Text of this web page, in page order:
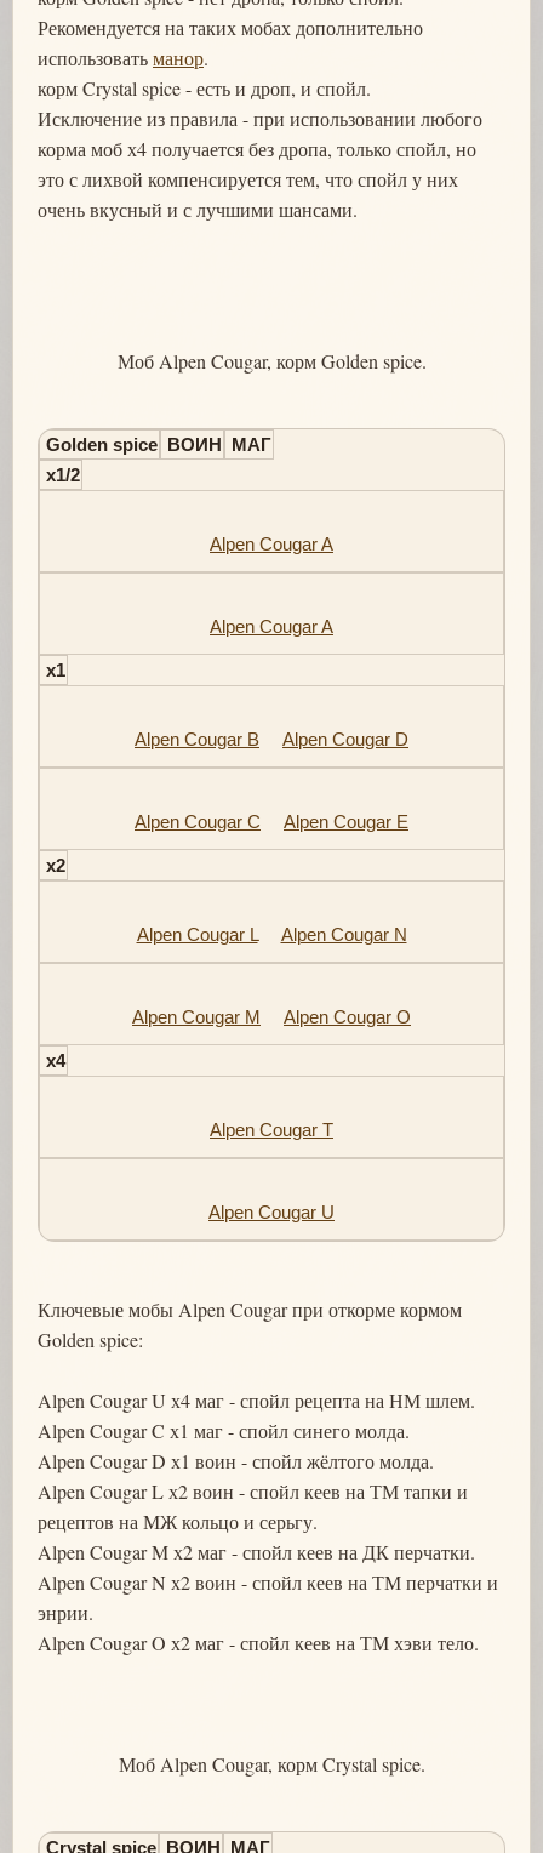
Рекомендуется на таких мобах дополнительно
использоватьманор.
корм Crystal spice - есть и дроп, и спойл.
Исключение из правила - при использовании любого
корма моб х4 получается без дропа, только спойл, но
это с лихвой компенсируется тем, что спойл у них
очень вкусный и с лучшими шансами.
Моб Alpen Cougar, корм Golden spice.
Golden spice ВОИН МАГ
x1/2
Alpen Cougar A
Alpen Cougar A
x1
Alpen Cougar B Alpen Cougar D
Alpen Cougar C Alpen Cougar E
x2
Alpen Cougar L Alpen Cougar N
Alpen Cougar M Alpen Cougar O
x4
Alpen Cougar T
Alpen Cougar U
Ключевые мобы Alpen Cougar при откорме кормом
Golden spice:
Alpen Cougar U х4 маг - спойл рецепта на НМ шлем.
Alpen Cougar C х1 маг - спойл синего молда.
Alpen Cougar D х1 воин - спойл жёлтого молда.
Alpen Cougar L х2 воин - спойл кеев на ТМ тапки и
рецептов на МЖ кольцо и серьгу.
Alpen Cougar M х2 маг - спойл кеев на ДК перчатки.
Alpen Cougar N х2 воин - спойл кеев на ТМ перчатки и
энрии.
Alpen Cougar O х2 маг - спойл кеев на ТМ хэви тело.
Моб Alpen Cougar, корм Crystal spice.
Crystal spice ВОИН МАГ